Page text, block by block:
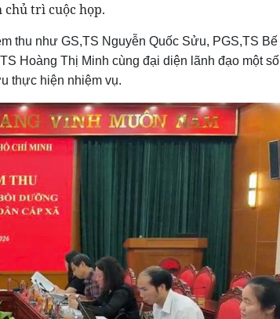
chủ trì cuộc họp.
thu như GS,TS Nguyễn Quốc Sửu, PGS,TS Bế
Hoàng Thị Minh cùng đại diện lãnh đạo một số
thực hiện nhiệm vụ.